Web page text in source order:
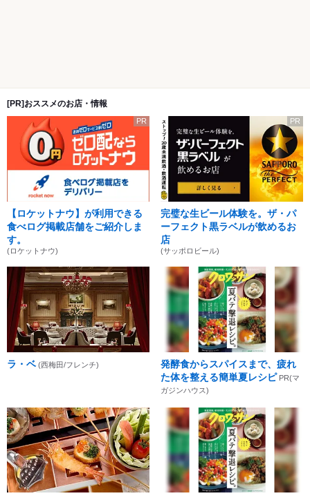
[PR]おススメのお店・情報
PR
【ロケットナウ】が利用できる
食べログ掲載店舗をご紹介しま
す。
(ロケットナウ)
PR
完璧な生ビール体験を。ザ・パ
ーフェクト黒ラベルが飲めるお
店
(サッポロビール)
ラ・ベ (西梅田/フレンチ)
発酵食からスパイスまで、疲れ
た体を整える簡単夏レシピ PR(マ
ガジンハウス)